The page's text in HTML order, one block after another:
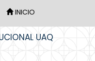
INICIO
UAQ